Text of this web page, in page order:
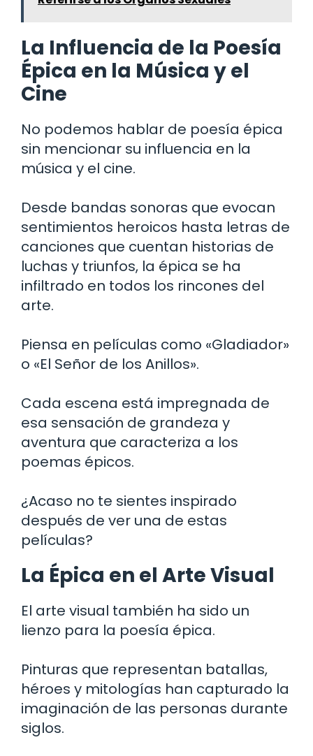
La Influencia de la Poesía
Épica en la Música y el
Cine
No podemos hablar de poesía épica
sin mencionar su influencia en la
música y el cine.
Desde bandas sonoras que evocan
sentimientos heroicos hasta letras de
canciones que cuentan historias de
luchas y triunfos, la épica se ha
infiltrado en todos los rincones del
arte.
Piensa en películas como «Gladiador»
o «El Señor de los Anillos».
Cada escena está impregnada de
esa sensación de grandeza y
aventura que caracteriza a los
poemas épicos.
¿Acaso no te sientes inspirado
después de ver una de estas
películas?
La Épica en el Arte Visual
El arte visual también ha sido un
lienzo para la poesía épica.
Pinturas que representan batallas,
héroes y mitologías han capturado la
imaginación de las personas durante
siglos.